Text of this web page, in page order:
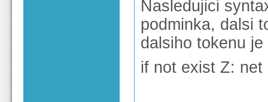
Nasledujici
podminka, dalsi
dalsiho tokenu
if not exist Z: